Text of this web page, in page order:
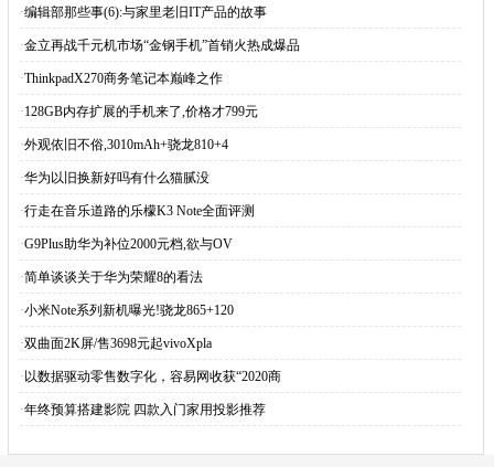
·编辑部那些事(6):与家里老旧IT产品的故事
·金立再战千元机市场“金钢手机”首销火热成爆品
·ThinkpadX270商务笔记本巅峰之作
·128GB内存扩展的手机来了,价格才799元
·外观依旧不俗,3010mAh+骁龙810+4
·华为以旧换新好吗有什么猫腻没
·行走在音乐道路的乐檬K3 Note全面评测
·G9Plus助华为补位2000元档,欲与OV
·简单谈谈关于华为荣耀8的看法
·小米Note系列新机曝光!骁龙865+120
·双曲面2K屏/售3698元起vivoXpla
· 以数据驱动零售数字化，容易网收获“2020商
·年终预算搭建影院 四款入门家用投影推荐